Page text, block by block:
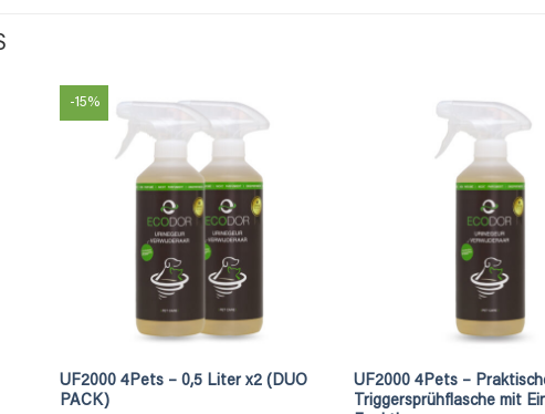
-15%
UF2000 4Pets – 0,5 Liter x2 (DUO
PACK)
UF2000 4Pets –
Triggersprühflasche mit